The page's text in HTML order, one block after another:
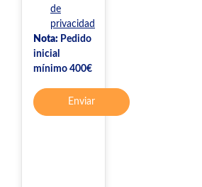
de
privacidad
Nota: Pedido
inicial
mínimo 400€
Enviar